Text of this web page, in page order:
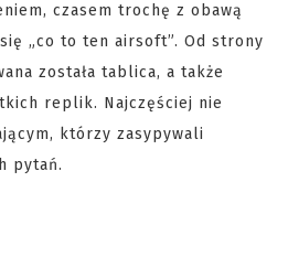
czasem trochę z obawą
„co to ten airsoft”. Od strony
została tablica, a także
replik. Najczęściej nie
którzy zasypywali
pytań.